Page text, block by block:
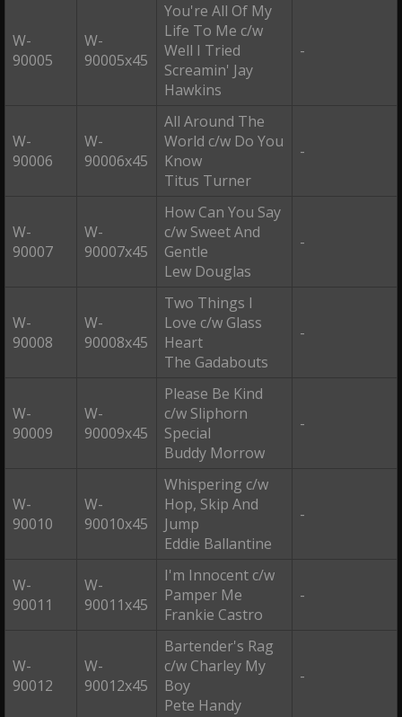
W-
90005
W-
90005x45
You're All Of My
Life To Me c/w
Well I Tried
Screamin' Jay
Hawkins
-
W-
90006
W-
90006x45
All Around The
World c/w Do You
Know
Titus Turner
-
W-
90007
W-
90007x45
How Can You Say
c/w Sweet And
Gentle
Lew Douglas
-
W-
90008
W-
90008x45
Two Things I
Love c/w Glass
Heart
The Gadabouts
-
W-
90009
W-
90009x45
Please Be Kind
c/w Sliphorn
Special
Buddy Morrow
-
W-
90010
W-
90010x45
Whispering c/w
Hop, Skip And
Jump
Eddie Ballantine
-
W-
90011
W-
90011x45
I'm Innocent c/w
Pamper Me
Frankie Castro
-
W-
90012
W-
90012x45
Bartender's Rag
c/w Charley My
Boy
Pete Handy
-